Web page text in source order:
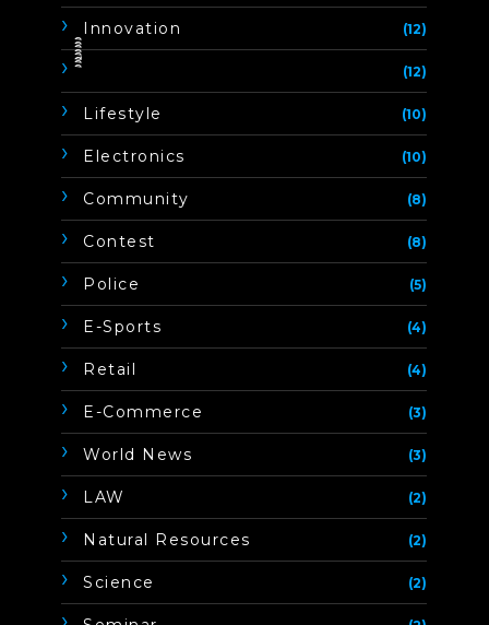
Innovation (12)
(12)
Lifestyle (10)
Electronics (10)
Community (8)
Contest (8)
Police (5)
E-Sports (4)
Retail (4)
E-Commerce (3)
World News (3)
LAW (2)
Natural Resources (2)
Science (2)